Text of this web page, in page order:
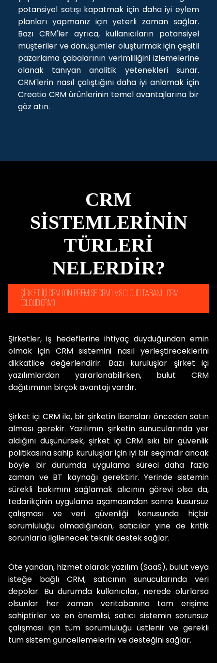
potansiyel satışı kapatmak için daha iyi eylem
planları yapmanız için yeterli zaman sağlar.
Bazı CRM'ler ayrıca, kullanıcıların potansiyel
müşteriler ve dönüşümler oluşturmak için çeşitli
pazarlama çabalarının verimliliğini izlemelerine
olanak tanıyan analitik yetenekleri sunar.
CRM'lerin nasıl çalıştığını daha iyi anlamak için
Creatio CRM ürünlerinin temel avantajlarına bir
göz atın.
CRM
SİSTEMLERİNİN
TÜRLERİ
NELERDİR?
ŞİRKET İÇİ CRM (ON PREMISE CRM) VS CLOUD TABANLI CRM
(CLOUD CRM)
Şirketler, iş hedeflerine ihtiyaç duyduğundan emin
olmak için CRM sistemini nasıl yerleştireceklerini
dikkatlice değerlendirir. Bazı kuruluşlar şirket içi
yazılımlardan yararlanabilirken, bulut CRM
dağıtımının birçok avantajı vardır.
Şirket içi CRM ile, bir şirketin lisansları önceden satın
alması gerekir. Yazılımın şirketin sunucularında yer
aldığını düşünürsek, şirket içi CRM sıkı bir güvenlik
politikasına sahip kuruluşlar için iyi bir seçimdir ancak
böyle bir durumda uygulama süreci daha fazla
zaman ve BT kaynağı gerektirir. Yerinde sistemin
sürekli bakımını sağlamak alıcının görevi olsa da,
tedarikçinin uygulama aşamasından sonra kusursuz
çalışması ve veri güvenliği konusunda hiçbir
sorumluluğu olmadığından, satıcılar yine de kritik
sorunlarla ilgilenecek teknik destek sağlar.
Öte yandan, hizmet olarak yazılım (SaaS), bulut veya
isteğe bağlı CRM, satıcının sunucularında veri
depolar. Bu durumda kullanıcılar, nerede olurlarsa
olsunlar her zaman veritabanına tam erişime
sahiptirler ve en önemlisi, satıcı sistemin sorunsuz
çalışması için tüm sorumluluğu üstlenir ve gerekli
tüm sistem güncellemelerini ve desteğini sağlar.